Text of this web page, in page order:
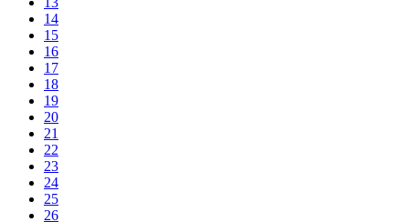
14
15
16
17
18
19
20
21
22
23
24
25
26